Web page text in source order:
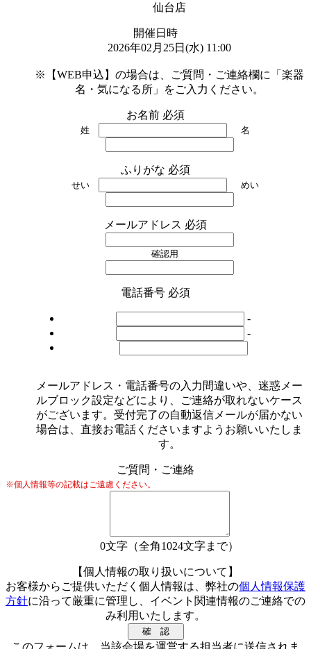
仙台店
開催日時
2026年02月25日(水) 11:00
※【WEB申込】の場合は、ご質問・ご連絡欄に「楽器
名・気になる所」をご入力ください。
お名前 必須
姓 名
ふりがな 必須
せい めい
メールアドレス 必須
確認用
電話番号 必須
-
-
メールアドレス・電話番号の入力間違いや、迷惑メー
ルブロック設定などにより、ご連絡が取れないケース
がございます。受付完了の自動返信メールが届かない
場合は、直接お電話くださいますようお願いいたしま
す。
ご質問・ご連絡
※個人情報等の記載はご遠慮ください。
0文字（全角1024文字まで）
【個人情報の取り扱いについて】
お客様からご提供いただく個人情報は、弊社の個人情報保護
方針に沿って厳重に管理し、イベント関連情報のご連絡での
み利用いたします。
このフォームは、当該会場を運営する担当者に送信されま